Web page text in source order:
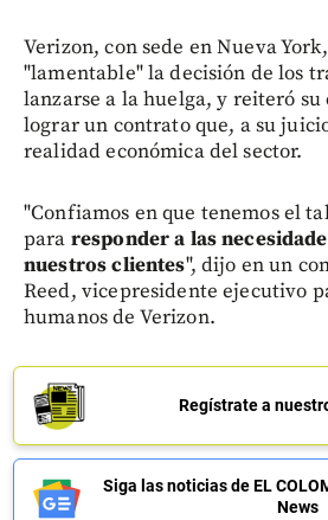
Verizon, con sede en Nueva
"lamentable" la decisión de los
lanzarse a la huelga, y reiteró su
lograr un contrato que, a su
realidad económica del sector.
"Confiamos en que tenemos el
para responder a las
nuestros clientes", dijo en un
Reed, vicepresidente ejecutivo
humanos de Verizon.
Regístrate a
Siga las noticias de EL
News